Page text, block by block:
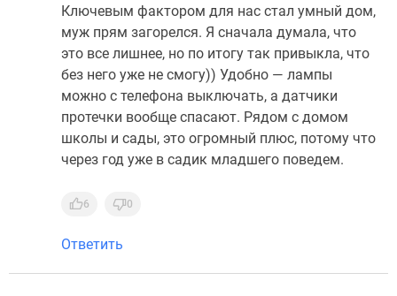
Ключевым фактором для нас стал умный дом,
муж прям загорелся. Я сначала думала, что
это все лишнее, но по итогу так привыкла, что
без него уже не смогу)) Удобно — лампы
можно с телефона выключать, а датчики
протечки вообще спасают. Рядом с домом
школы и сады, это огромный плюс, потому что
через год уже в садик младшего поведем.
6 0
Ответить